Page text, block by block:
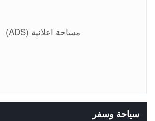
مساحة اعلانية (ADS)
سياحة وسفر